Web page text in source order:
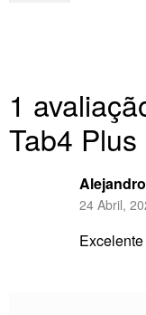
1
Tab4 Plus
Alejandro
24 Abril,